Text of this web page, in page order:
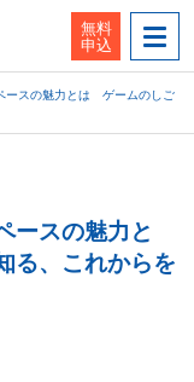
無料
申込
ースの魅力とは ゲームのしご
ースの魅力と
、これからを